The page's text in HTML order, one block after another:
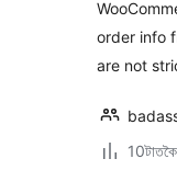
order info
are not